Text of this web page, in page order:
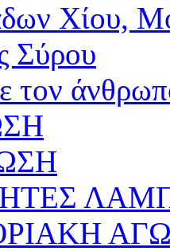
Χίου,
Σύρου
τον